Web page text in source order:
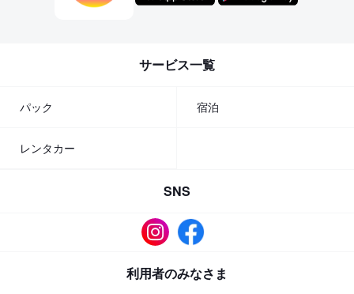
サービス一覧
パック 宿泊
レンタカー
SNS
利用者のみなさま